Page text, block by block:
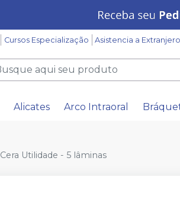
Cursos Especialização Asistencia a
Alicates Arco Intraoral
Cera Utilidade - 5 lâminas